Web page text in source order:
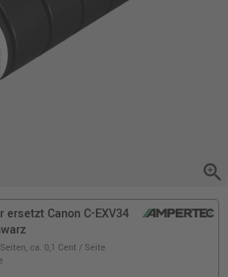
zoom_in
ersetzt Canon C-EXV34
ca. 0,1 Cent / Seite